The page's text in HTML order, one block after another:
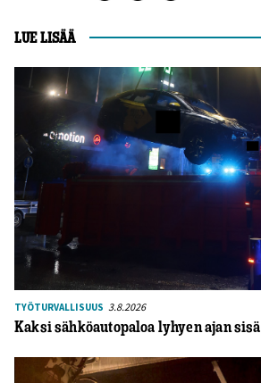
LUE LISÄÄ
TYÖTURVALLISUUS 3.8.2026
Kaksi sähköautopaloa lyhyen ajan